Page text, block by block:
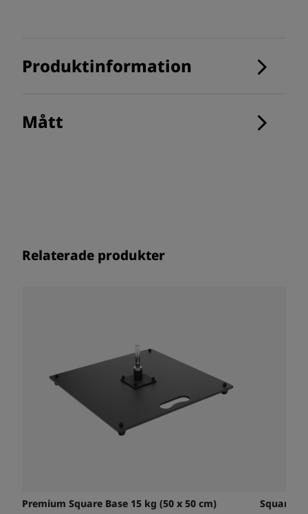
Produktinformation
Mått
Relaterade produkter
Premium Square Base 15 kg (50 x 50 cm) Square